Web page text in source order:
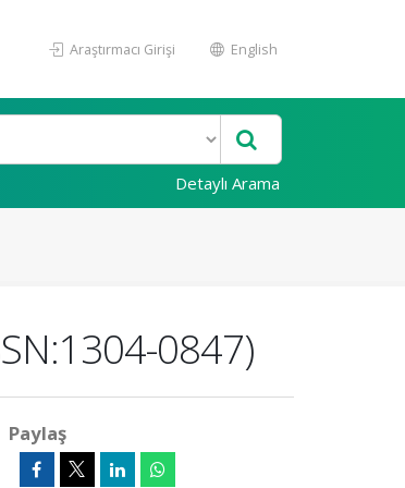
Araştırmacı Girişi English
Detaylı Arama
0847)
Paylaş